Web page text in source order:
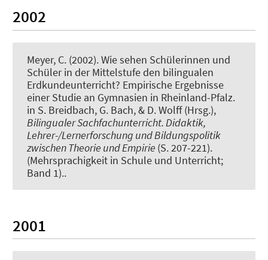
2002
Meyer, C. (2002).Wie sehen Schülerinnen und
Schüler in der Mittelstufe den bilingualen
Erdkundeunterricht? Empirische Ergebnisse
einer Studie an Gymnasien in Rheinland-Pfalz.
in S. Breidbach, G. Bach, & D. Wolff (Hrsg.),
Bilingualer Sachfachunterricht. Didaktik,
Lehrer-/Lernerforschung und Bildungspolitik
zwischen Theorie und Empirie (S. 207-221).
(Mehrsprachigkeit in Schule und Unterricht;
Band 1)..
2001